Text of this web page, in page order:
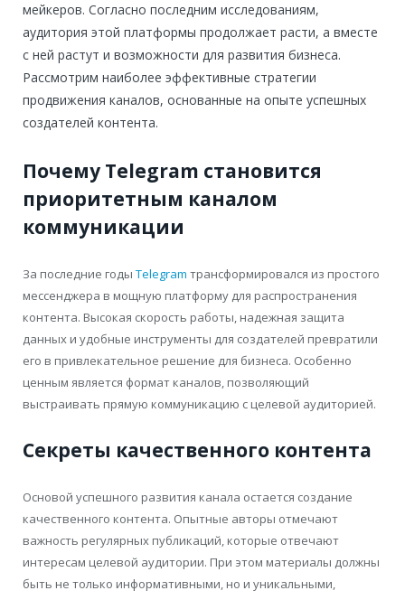
мейкеров. Согласно последним исследованиям,
аудитория этой платформы продолжает расти, а вместе
с ней растут и возможности для развития бизнеса.
Рассмотрим наиболее эффективные стратегии
продвижения каналов, основанные на опыте успешных
создателей контента.
Почему Telegram становится
приоритетным каналом
коммуникации
За последние годы Telegram трансформировался из простого
мессенджера в мощную платформу для распространения
контента. Высокая скорость работы, надежная защита
данных и удобные инструменты для создателей превратили
его в привлекательное решение для бизнеса. Особенно
ценным является формат каналов, позволяющий
выстраивать прямую коммуникацию с целевой аудиторией.
Секреты качественного контента
Основой успешного развития канала остается создание
качественного контента. Опытные авторы отмечают
важность регулярных публикаций, которые отвечают
интересам целевой аудитории. При этом материалы должны
быть не только информативными, но и уникальными,